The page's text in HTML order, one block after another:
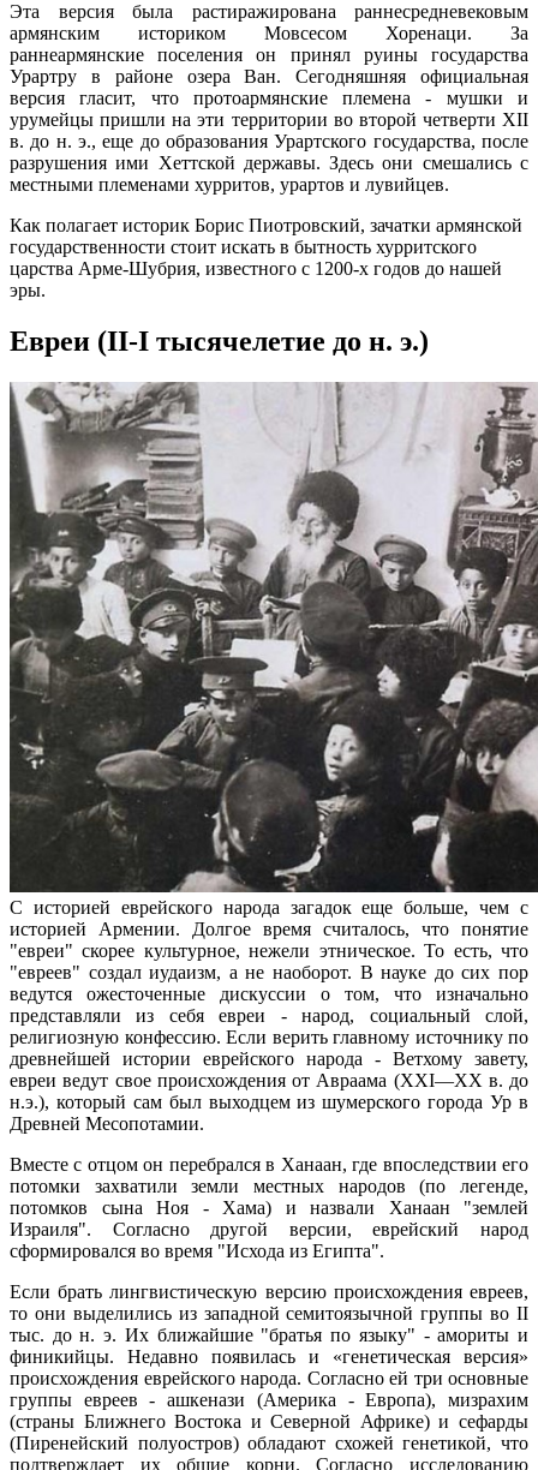
Эта версия была растиражирована раннесредневековым
армянским историком Мовсесом Хоренаци. За
раннеармянские поселения он принял руины государства
Урартру в районе озера Ван. Сегодняшняя официальная
версия гласит, что протоармянские племена - мушки и
урумейцы пришли на эти территории во второй четверти XII
в. до н. э., еще до образования Урартского государства, после
разрушения ими Хеттской державы. Здесь они смешались с
местными племенами хурритов, урартов и лувийцев.
Как полагает историк Борис Пиотровский, зачатки армянской
государственности стоит искать в бытность хурритского
царства Арме-Шубрия, известного с 1200-х годов до нашей
эры.
Евреи (II-I тысячелетие до н. э.)
С историей еврейского народа загадок еще больше, чем с
историей Армении. Долгое время считалось, что понятие
"евреи" скорее культурное, нежели этническое. То есть, что
"евреев" создал иудаизм, а не наоборот. В науке до сих пор
ведутся ожесточенные дискуссии о том, что изначально
представляли из себя евреи - народ, социальный слой,
религиозную конфессию. Если верить главному источнику по
древнейшей истории еврейского народа - Ветхому завету,
евреи ведут свое происхождения от Авраама (XXI—XX в. до
н.э.), который сам был выходцем из шумерского города Ур в
Древней Месопотамии.
Вместе с отцом он перебрался в Ханаан, где впоследствии его
потомки захватили земли местных народов (по легенде,
потомков сына Ноя - Хама) и назвали Ханаан "землей
Израиля". Согласно другой версии, еврейский народ
сформировался во время "Исхода из Египта".
Если брать лингвистическую версию происхождения евреев,
то они выделились из западной семитоязычной группы во II
тыс. до н. э. Их ближайшие "братья по языку" - амориты и
финикийцы. Недавно появилась и «генетическая версия»
происхождения еврейского народа. Согласно ей три основные
группы евреев - ашкенази (Америка - Европа), мизрахим
(страны Ближнего Востока и Северной Африке) и сефарды
(Пиренейский полуостров) обладают схожей генетикой, что
подтверждает их общие корни. Согласно исследованию